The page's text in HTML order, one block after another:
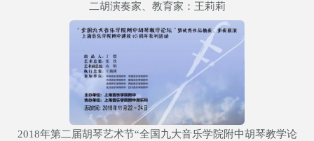
二胡演奏家、教育家：王莉莉
2018年第二届胡琴艺术节“全国九大音乐学院附中胡琴教学论